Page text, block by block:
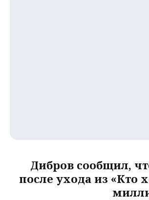
Дибров сообщил,
после ухода из «Кто